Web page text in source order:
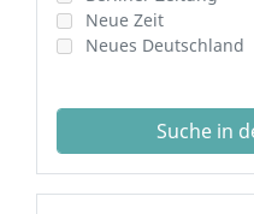
Neue Zeit
Neues Deutschland
Suche in